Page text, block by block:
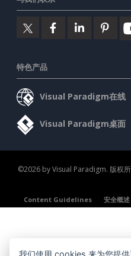
特色产品
Visual Paradigm在线
Visual Paradigm桌面
©2026 by Visual Paradigm. 版权所
Content Guidelines
安全概述